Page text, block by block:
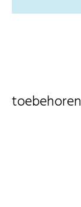
toebehoren